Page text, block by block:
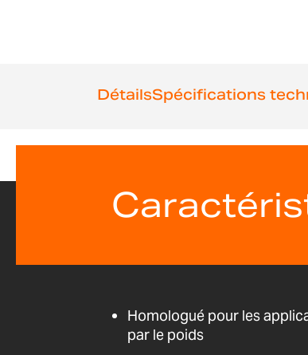
DétailsSpécifications
Homologué pour les
par le poids